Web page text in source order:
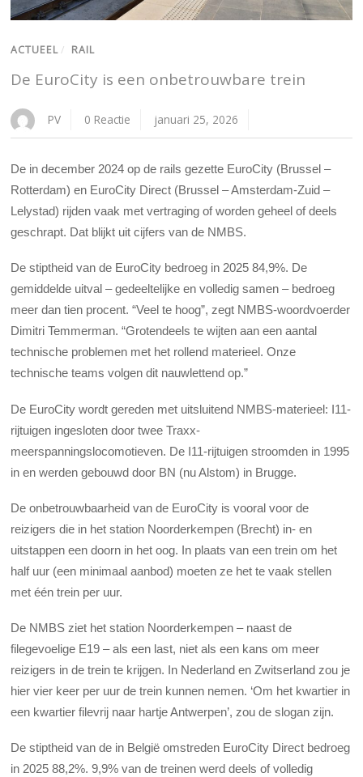
ACTUEEL / RAIL
De EuroCity is een onbetrouwbare trein
PV 0 Reactie januari 25, 2026
De in december 2024 op de rails gezette EuroCity (Brussel –
Rotterdam) en EuroCity Direct (Brussel – Amsterdam-Zuid –
Lelystad) rijden vaak met vertraging of worden geheel of deels
geschrapt. Dat blijkt uit cijfers van de NMBS.
De stiptheid van de EuroCity bedroeg in 2025 84,9%. De
gemiddelde uitval – gedeeltelijke en volledig samen – bedroeg
meer dan tien procent. “Veel te hoog”, zegt NMBS-woordvoerder
Dimitri Temmerman. “Grotendeels te wijten aan een aantal
technische problemen met het rollend materieel. Onze
technische teams volgen dit nauwlettend op.”
De EuroCity wordt gereden met uitsluitend NMBS-materieel: I11-
rijtuigen ingesloten door twee Traxx-
meerspanningslocomotieven. De I11-rijtuigen stroomden in 1995
in en werden gebouwd door BN (nu Alstom) in Brugge.
De onbetrouwbaarheid van de EuroCity is vooral voor de
reizigers die in het station Noorderkempen (Brecht) in- en
uitstappen een doorn in het oog. In plaats van een trein om het
half uur (een minimaal aanbod) moeten ze het te vaak stellen
met één trein per uur.
De NMBS ziet het station Noorderkempen – naast de
filegevoelige E19 – als een last, niet als een kans om meer
reizigers in de trein te krijgen. In Nederland en Zwitserland zou je
hier vier keer per uur de trein kunnen nemen. ‘Om het kwartier in
een kwartier filevrij naar hartje Antwerpen’, zou de slogan zijn.
De stiptheid van de in België omstreden EuroCity Direct bedroeg
in 2025 88,2%. 9,9% van de treinen werd deels of volledig